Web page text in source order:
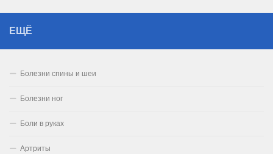
ЕЩЁ
Болезни спины и шеи
Болезни ног
Боли в руках
Артриты